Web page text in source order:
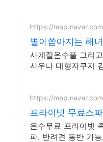
https://
별이쏟아지는 해
풀빌라 르세라핌
간 감성풀빌라
사계절온수풀 그리
사우나 대형자쿠지
과 스파, 불멍.제주
돌담길 속에서느끼는
휴식
https://
프라이빗 무료스
성숙소 제주 돌담
려견 환영
온수무료 프라이빗
파. 반려견 동반 가능, 우리